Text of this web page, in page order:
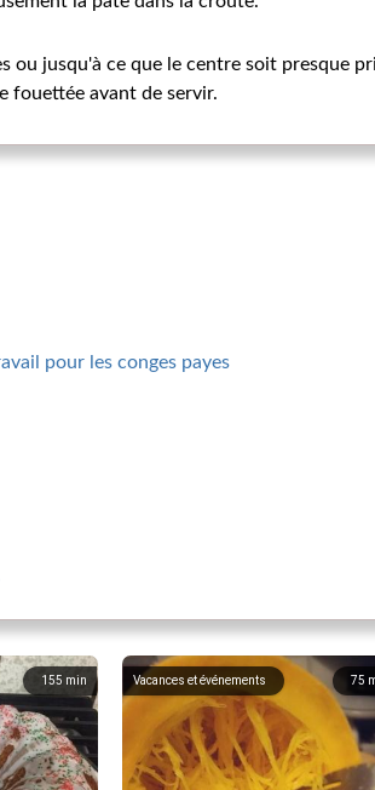
jusqu'à ce que le centre soit presque
fouettée avant de servir.
pour les conges payes
155 min 75
Vacances et événements